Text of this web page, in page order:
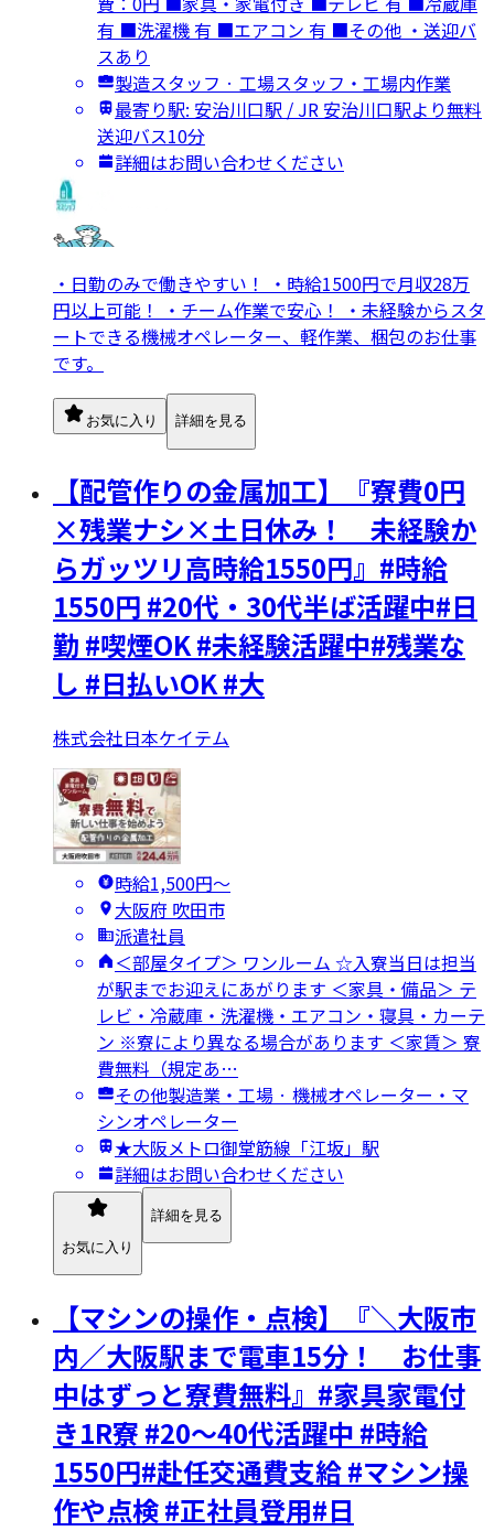
有 ■洗濯機 有 ■エアコン 有 ■その他 ・送迎バ
スあり
製造スタッフ · 工場スタッフ・工場内作業
最寄り駅: 安治川口駅 / JR 安治川口駅より無料
送迎バス10分
詳細はお問い合わせください
・日勤のみで働きやすい！ ・時給1500円で月収28万
円以上可能！ ・チーム作業で安心！ ・未経験からスタ
ートできる機械オペレーター、軽作業、梱包のお仕事
です。
お気に入り 詳細を見る
【配管作りの金属加工】『寮費0円
×残業ナシ×土日休み！ 未経験か
らガッツリ高時給1550円』#時給
1550円 #20代・30代半ば活躍中#日
勤 #喫煙OK #未経験活躍中#残業な
し #日払いOK #大
株式会社日本ケイテム
時給1,500円〜
大阪府 吹田市
派遣社員
＜部屋タイプ＞ ワンルーム ☆入寮当日は担当
が駅までお迎えにあがります ＜家具・備品＞ テ
レビ・冷蔵庫・洗濯機・エアコン・寝具・カーテ
ン ※寮により異なる場合があります ＜家賃＞ 寮
費無料（規定あ…
その他製造業・工場 · 機械オペレーター・マ
シンオペレーター
★大阪メトロ御堂筋線「江坂」駅
詳細はお問い合わせください
お気に入り
詳細を見る
【マシンの操作・点検】『＼大阪市
内／大阪駅まで電車15分！ お仕事
中はずっと寮費無料』#家具家電付
き1R寮 #20～40代活躍中 #時給
1550円#赴任交通費支給 #マシン操
作や点検 #正社員登用#日